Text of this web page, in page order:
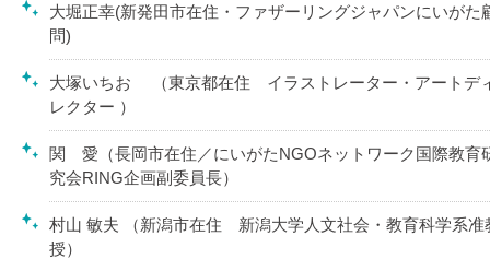
大堀正幸(新発田市在住・ファザーリングジャパンにいがた
問)
大塚いちお （東京都在住 イラストレーター・アートデ
レクター ）
関 愛（長岡市在住／にいがたNGOネットワーク国際教育
究会RING企画副委員長）
村山 敏夫 （新潟市在住 新潟大学人文社会・教育科学系准
授）